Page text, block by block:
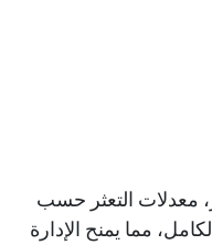
معدلات التعثر حسب
مما يمنح الإدارة